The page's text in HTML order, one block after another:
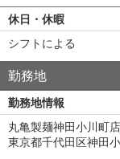
休日・休暇
シフトによる
勤務地
勤務地情報
丸亀製麺神田小川町店
東京都千代田区神田